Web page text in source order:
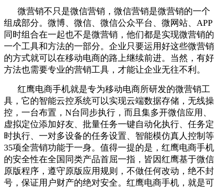
微营销不只是微信营销，微信营销是微营销的一个
组成部分。微博、微信、微信公众平台、微网站、 APP
同时组合在一起也不是微营销，他们都是实现微营销的
一个工具和方法的一部分。企业只要运用好这些微营销
的方式就可以在移动电商的路上继续前进。当然，有好
方法也需要专业的营销工具，才能让企业无往不利。
红鹰电商手机就是专为移动电商所研发的微营销工
具，它的智能云控系统可以实现云端数据存储，无线操
控，一台布置， N台同步执行，而且集多开微信应用、
虚拟定位添加好友、批量任务一键自动化执行、任务定
时执行、一对多设备的任务设置、智能模仿真人控制等
35项全营销功能于一身。值得一提的是，红鹰电商手机
的安全性在全国同类产品首屈一指，皆因红鹰基于微信
原版程序，遵守原版应用规则，不做任何改动，绝不封
号，保证用户财产的绝对安全。红鹰电商手机，就是可